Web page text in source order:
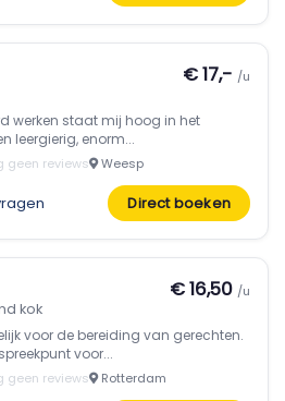
€ 17,- /u
werken staat mij hoog in het
leergierig, enorm...
geen reviews Weesp
Direct boeken
kok
€ 16,50 /u
voor de bereiding van gerechten.
voor...
geen reviews Rotterdam